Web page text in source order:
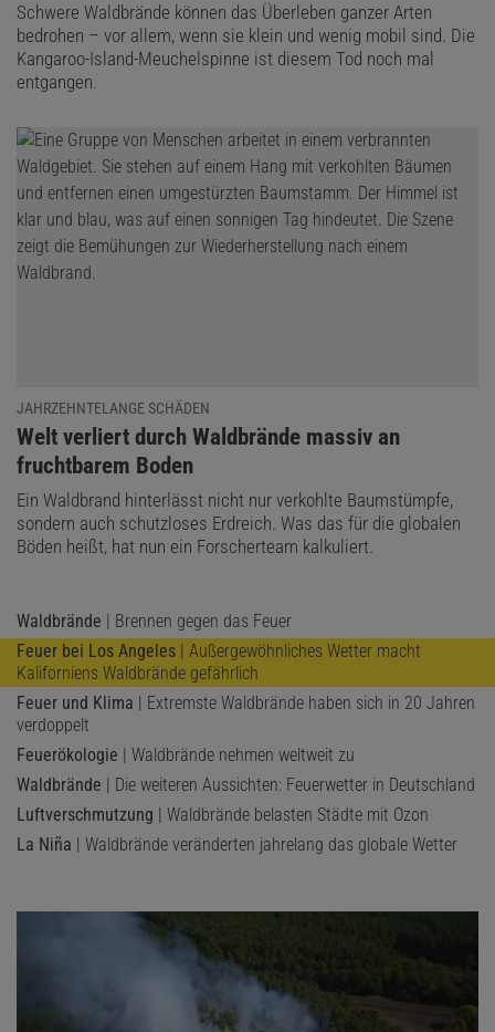
Schwere Waldbrände können das Überleben ganzer Arten
bedrohen – vor allem, wenn sie klein und wenig mobil sind. Die
Kangaroo-Island-Meuchelspinne ist diesem Tod noch mal
entgangen.
JAHRZEHNTELANGE SCHÄDEN
:
Welt verliert durch Waldbrände massiv an
fruchtbarem Boden
Ein Waldbrand hinterlässt nicht nur verkohlte Baumstümpfe,
sondern auch schutzloses Erdreich. Was das für die globalen
Böden heißt, hat nun ein Forscherteam kalkuliert.
Waldbrände | Brennen gegen das Feuer
Feuer bei Los Angeles | Außergewöhnliches Wetter macht
Kaliforniens Waldbrände gefährlich
Feuer und Klima | Extremste Waldbrände haben sich in 20 Jahren
verdoppelt
Feuerökologie | Waldbrände nehmen weltweit zu
Waldbrände | Die weiteren Aussichten: Feuerwetter in Deutschland
Luftverschmutzung | Waldbrände belasten Städte mit Ozon
La Niña | Waldbrände veränderten jahrelang das globale Wetter